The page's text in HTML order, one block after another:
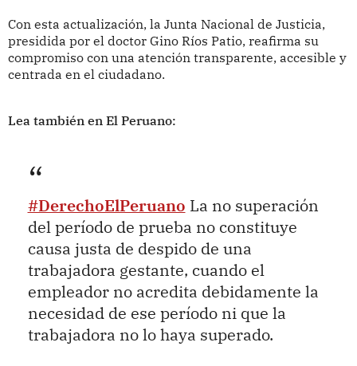
Con esta actualización, la Junta Nacional de Justicia,
presidida por el doctor Gino Ríos Patio, reafirma su
compromiso con una atención transparente, accesible y
centrada en el ciudadano.
Lea también en El Peruano:
#DerechoElPeruano La no superación
del período de prueba no constituye
causa justa de despido de una
trabajadora gestante, cuando el
empleador no acredita debidamente la
necesidad de ese período ni que la
trabajadora no lo haya superado.